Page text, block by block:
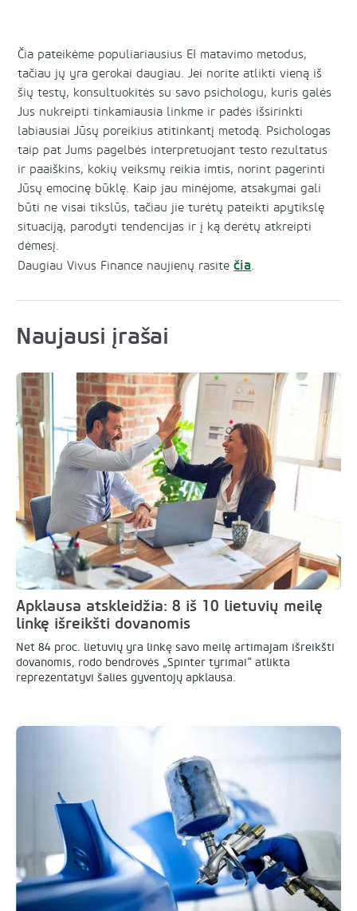
Čia pateikėme populiariausius EI matavimo metodus,
tačiau jų yra gerokai daugiau. Jei norite atlikti vieną iš
šių testų, konsultuokitės su savo psichologu, kuris galės
Jus nukreipti tinkamiausia linkme ir padės išsirinkti
labiausiai Jūsų poreikius atitinkantį metodą. Psichologas
taip pat Jums pagelbės interpretuojant testo rezultatus
ir paaiškins, kokių veiksmų reikia imtis, norint pagerinti
Jūsų emocinę būklę. Kaip jau minėjome, atsakymai gali
būti ne visai tikslūs, tačiau jie turėtų pateikti apytikslę
situaciją, parodyti tendencijas ir į ką derėtų atkreipti
dėmesį.
Daugiau Vivus Finance naujienų rasitečia.
Naujausi įrašai
Apklausa atskleidžia: 8 iš 10 lietuvių meilę
linkę išreikšti dovanomis
Net 84 proc. lietuvių yra linkę savo meilę artimajam išreikšti
dovanomis, rodo bendrovės „Spinter tyrimai“ atlikta
reprezentatyvi šalies gyventojų apklausa.